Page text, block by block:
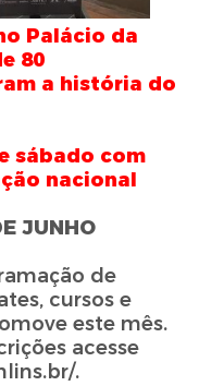
Palácio da
80
a história do
sábado com
nacional
JUNHO
de
cursos e
este mês.
acesse
.